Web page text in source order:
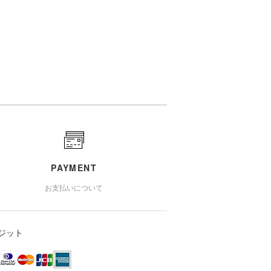
PAYMENT
お支払いについて
ット